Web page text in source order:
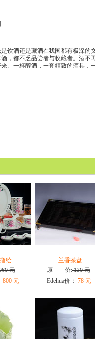
饮酒还是藏酒在我国都有极深
，都不乏品尝者与收藏者。酒
。一杯醇酒，一套精致的酒具，
绘
元
800 元
兰香茶盘
原 价:130 元
Edehua价： 78 元